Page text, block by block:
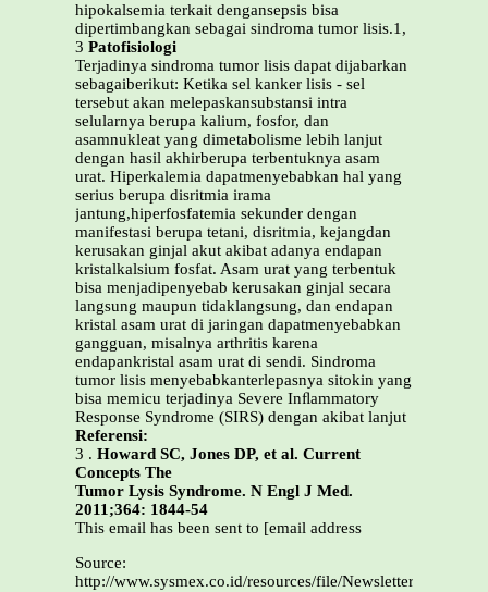
hipokalsemia terkait dengansepsis bisa
dipertimbangkan sebagai sindroma tumor lisis.1,
3 Patofisiologi
Terjadinya sindroma tumor lisis dapat dijabarkan
sebagaiberikut: Ketika sel kanker lisis - sel
tersebut akan melepaskansubstansi intra
selularnya berupa kalium, fosfor, dan
asamnukleat yang dimetabolisme lebih lanjut
dengan hasil akhirberupa terbentuknya asam
urat. Hiperkalemia dapatmenyebabkan hal yang
serius berupa disritmia irama
jantung,hiperfosfatemia sekunder dengan
manifestasi berupa tetani, disritmia, kejangdan
kerusakan ginjal akut akibat adanya endapan
kristalkalsium fosfat. Asam urat yang terbentuk
bisa menjadipenyebab kerusakan ginjal secara
langsung maupun tidaklangsung, dan endapan
kristal asam urat di jaringan dapatmenyebabkan
gangguan, misalnya arthritis karena
endapankristal asam urat di sendi. Sindroma
tumor lisis menyebabkanterlepasnya sitokin yang
bisa memicu terjadinya Severe Inﬂammatory
Response Syndrome (SIRS) dengan akibat lanjut
Referensi:
3 . Howard SC, Jones DP, et al. Current
Concepts The
Tumor Lysis Syndrome. N Engl J Med.
2011;364: 1844-54
This email has been sent to [email address
Source:
http://www.sysmex.co.id/resources/file/NewsletterArchive/